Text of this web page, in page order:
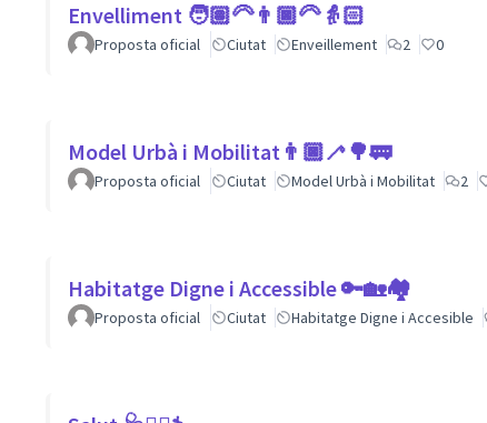
Envelliment 🧑🏽‍🦳👨🏿‍🦳👵🏻
Proposta oficial Ciutat Enveillement 2 0
Model Urbà i Mobilitat👨🏿‍🦯🌳🚃
Proposta oficial Ciutat Model Urbà i Mobilitat 2
Habitatge Digne i Accessible 🔑🏡🏘
Proposta oficial Ciutat Habitatge Digne i Accesible